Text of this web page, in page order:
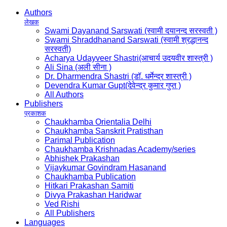
Authors
लेखक
Swami Dayanand Sarswati (स्वामी दयानन्द सरस्वती )
Swami Shraddhanand Sarswati (स्वामी श्रद्धानन्द
सरस्वती)
Acharya Udayveer Shastri(आचार्य उदयवीर शास्त्री )
Ali Sina (अली सीना )
Dr. Dharmendra Shastri (डॉ. धर्मेन्द्र शास्त्री )
Devendra Kumar Gupt(देवेन्द्र कुमार गुप्त )
All Authors
Publishers
प्रकाशक
Chaukhamba Orientalia Delhi
Chaukhamba Sanskrit Pratisthan
Parimal Publication
Chaukhamba Krishnadas Academy/series
Abhishek Prakashan
Vijaykumar Govindram Hasanand
Chaukhamba Publication
Hitkari Prakashan Samiti
Divya Prakashan Haridwar
Ved Rishi
All Publishers
Languages